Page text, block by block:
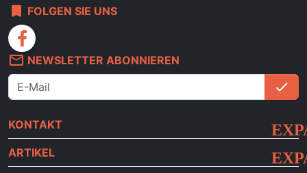
bookmark FOLGEN SIE UNS
facebook
mail_outline NEWSLETTER ABONNIEREN
check
KONTAKT
ARTIKEL